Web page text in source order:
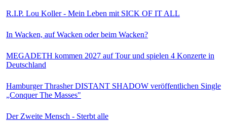
R.I.P. Lou Koller - Mein Leben mit SICK OF IT ALL
In Wacken, auf Wacken oder beim Wacken?
MEGADETH kommen 2027 auf Tour und spielen 4 Konzerte in
Deutschland
Hamburger Thrasher DISTANT SHADOW veröffentlichen Single
„Conquer The Masses"
Der Zweite Mensch - Sterbt alle